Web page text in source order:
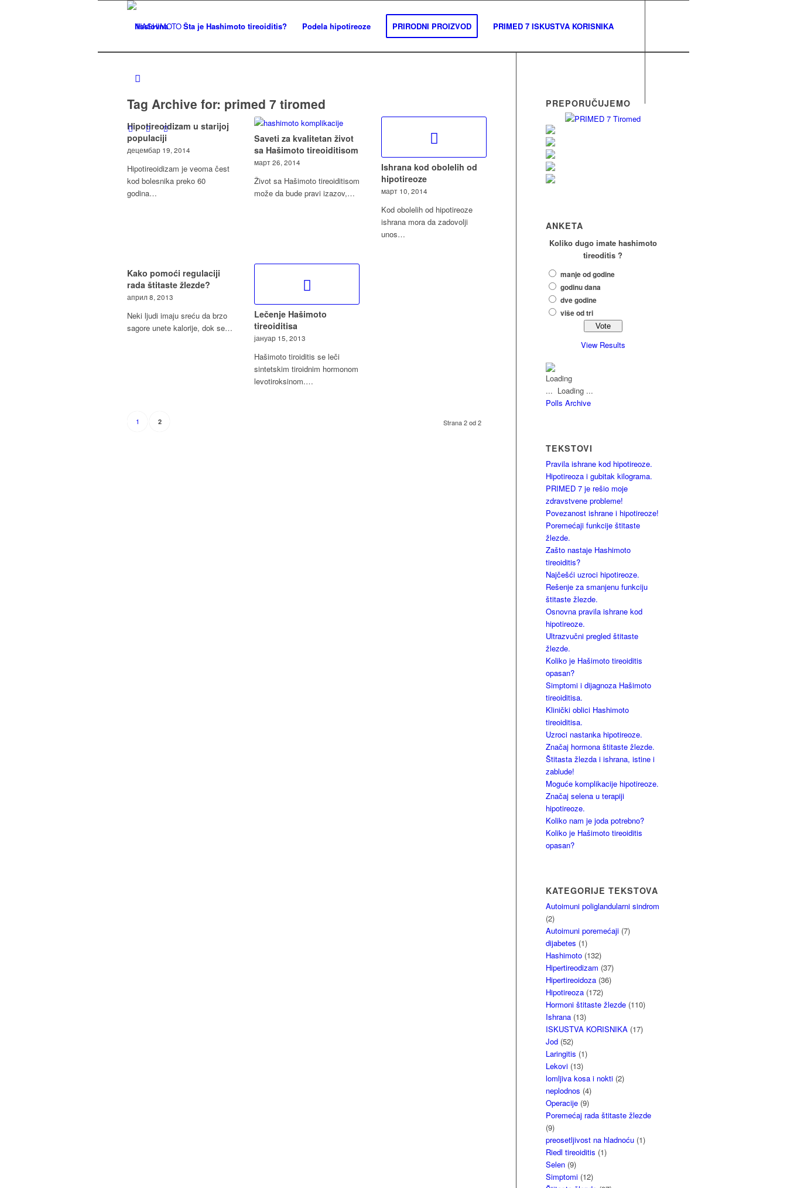
Naslovna Šta je Hashimoto tireoiditis? Podela hipotireoze PRIRODNI PROIZVOD PRIMED 7 ISKUSTVA KORISNIKA
Tag Archive for: primed 7 tiromed
Hipotireoidizam u starijoj
populaciji
децембар 19, 2014
Hipotireoidizam je veoma čest
kod bolesnika preko 60
godina…
Saveti za kvalitetan život
sa Hašimoto tireoiditisom
март 26, 2014
Život sa Hašimoto tireoiditisom
može da bude pravi izazov,…
Ishrana kod obolelih od
hipotireoze
март 10, 2014
Kod obolelih od hipotireoze
ishrana mora da zadovolji
unos…
Kako pomoći regulaciji
rada štitaste žlezde?
април 8, 2013
Neki ljudi imaju sreću da brzo
sagore unete kalorije, dok se…
Lečenje Hašimoto
tireoiditisa
јануар 15, 2013
Hašimoto tiroiditis se leči
sintetskim tiroidnim hormonom
levotiroksinom.…
Strana 2 od 2
1 2
PREPORUČUJEMO
ANKETA
Koliko dugo imate hashimoto
tireoditis ?
manje od godine
godinu dana
dve godine
više od tri
View Results
Loading ...
Polls Archive
TEKSTOVI
Pravila ishrane kod hipotireoze.
Hipotireoza i gubitak kilograma.
PRIMED 7 je rešio moje
zdravstvene probleme!
Povezanost ishrane i hipotireoze!
Poremećaji funkcije štitaste
žlezde.
Zašto nastaje Hashimoto
tireoiditis?
Najčešći uzroci hipotireoze.
Rešenje za smanjenu funkciju
štitaste žlezde.
Osnovna pravila ishrane kod
hipotireoze.
Ultrazvučni pregled štitaste
žlezde.
Koliko je Hašimoto tireoiditis
opasan?
Simptomi i dijagnoza Hašimoto
tireoiditisa.
Klinički oblici Hashimoto
tireoiditisa.
Uzroci nastanka hipotireoze.
Značaj hormona štitaste žlezde.
Štitasta žlezda i ishrana, istine i
zablude!
Moguće komplikacije hipotireoze.
Značaj selena u terapiji
hipotireoze.
Koliko nam je joda potrebno?
Koliko je Hašimoto tireoiditis
opasan?
KATEGORIJE TEKSTOVA
Autoimuni poliglandularni sindrom
(2)
Autoimuni poremećaji (7)
dijabetes (1)
Hashimoto (132)
Hipertireodizam (37)
Hipertireoidoza (36)
Hipotireoza (172)
Hormoni štitaste žlezde (110)
Ishrana (13)
ISKUSTVA KORISNIKA (17)
Jod (52)
Laringitis (1)
Lekovi (13)
lomljiva kosa i nokti (2)
neplodnos (4)
Operacije (9)
Poremećaj rada štitaste žlezde
(9)
preosetljivost na hladnoću (1)
Riedl tireoiditis (1)
Selen (9)
Simptomi (12)